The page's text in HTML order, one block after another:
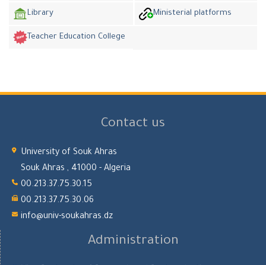
Library Ministerial platforms
Teacher Education College
Contact us
University of Souk Ahras
Souk Ahras , 41000 - Algeria
00.213.37.75.30.15
00.213.37.75.30.06
info@univ-soukahras.dz
Administration